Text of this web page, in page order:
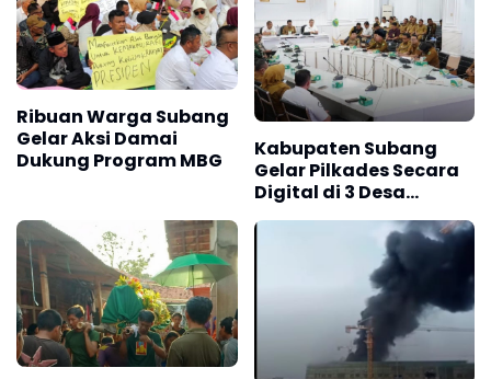
Ribuan Warga Subang
Gelar Aksi Damai
Dukung Program MBG
Kabupaten Subang
Gelar Pilkades Secara
Digital di 3 Desa